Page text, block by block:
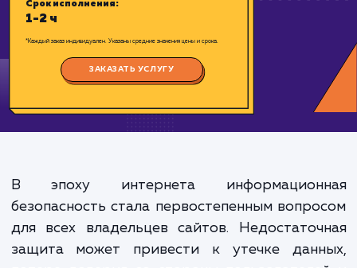
500-1000 ₽
ЗАКАЗАТЬ УСЛУГУ
В эпоху интернета